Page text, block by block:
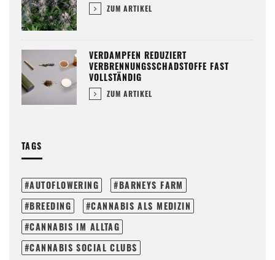
ZUM ARTIKEL
VERDAMPFEN REDUZIERT
VERBRENNUNGSSCHADSTOFFE FAST
VOLLSTÄNDIG
ZUM ARTIKEL
TAGS
AUTOFLOWERING
BARNEYS FARM
BREEDING
CANNABIS ALS MEDIZIN
CANNABIS IM ALLTAG
CANNABIS SOCIAL CLUBS